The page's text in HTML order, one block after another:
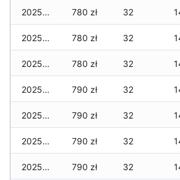
2025-12-11 780 zł 32
2025-12-10 780 zł 32
2025-12-09 780 zł 32
2025-12-08 790 zł 32
2025-12-07 790 zł 32
2025-12-06 790 zł 32
2025-12-05 790 zł 32